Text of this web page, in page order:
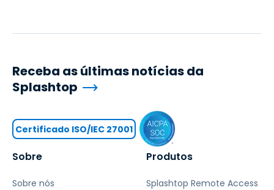
Sobre
Sobre nós
Produtos
Splashtop Remote Access
Receba as últimas notícias da
Splashtop
Certificado ISO/IEC 27001